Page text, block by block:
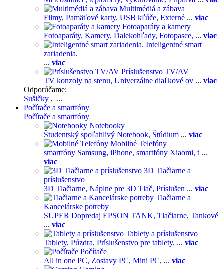
Multimédiá a zábava
Filmy, Pamäťové karty, USB kľúče, Externé ... viac
Fotoaparáty a kamery
Fotoaparáty, Kamery, Ďalekohľady, Fotopasce, ... viac
Inteligentné smart
zariadenia.
... viac
Príslušenstvo TV/AV
TV konzoly na stenu, Univerzálne diaľkové ov ... viac
Odporúčame:
Sušičky , ...
Počítače a smartfóny
Počítače a smartfóny
Notebooky
Študentský spoľahlivý Notebook, Štúdium ... viac
Mobilné Telefóny
smartfóny Samsung, iPhone, smartfóny Xiaomi, t ...
viac
3D Tlačiarne a
príslušenstvo
3D Tlačiarne, Náplne pre 3D Tlač, Príslušen ... viac
Tlačiarne a
Kancelárske potreby
SUPER Dopredaj EPSON TANK, Tlačiarne, Tankové
... viac
Tablety a príslušenstvo
Tablety, Púzdra, Príslušenstvo pre tablety, ... viac
Počítače
All in one PC, Zostavy PC, Mini PC, ... viac